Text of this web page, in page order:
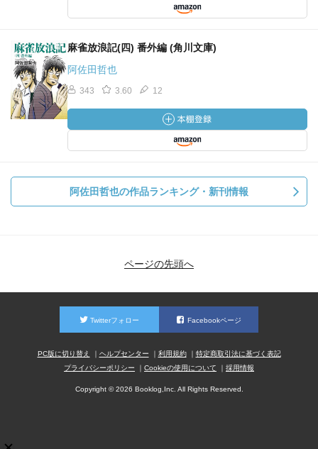
麻雀放浪記(四) 番外編 (角川文庫)
阿佐田哲也
343 3.60 12
阿佐田哲也の作品ランキング・新刊情報
ページの先頭へ
Twitterフォロー Facebookページ
PC版に切り替え ヘルプセンター 利用規約
特定商取引法に基づく表記
プライバシーポリシー
Cookieの使用について 採用情報
Copyright © 2026 Booklog,Inc. All Rights Reserved.